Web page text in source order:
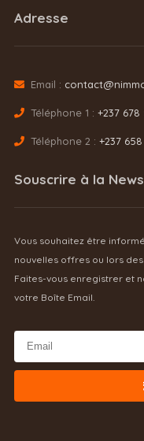
Adresse
Email :
Téléphone 1 : +237 678
Téléphone 2 : +237
Souscrire à la
Vous souhaitez être
nouvelles offres ou lors
Faites-vous enregistrer et
votre Boîte Email.